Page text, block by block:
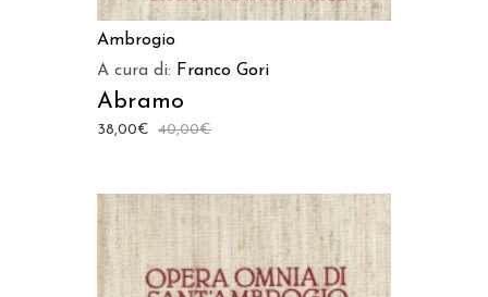
Ambrogio
A cura di: Franco Gori
Abramo
40,00€
38,00€